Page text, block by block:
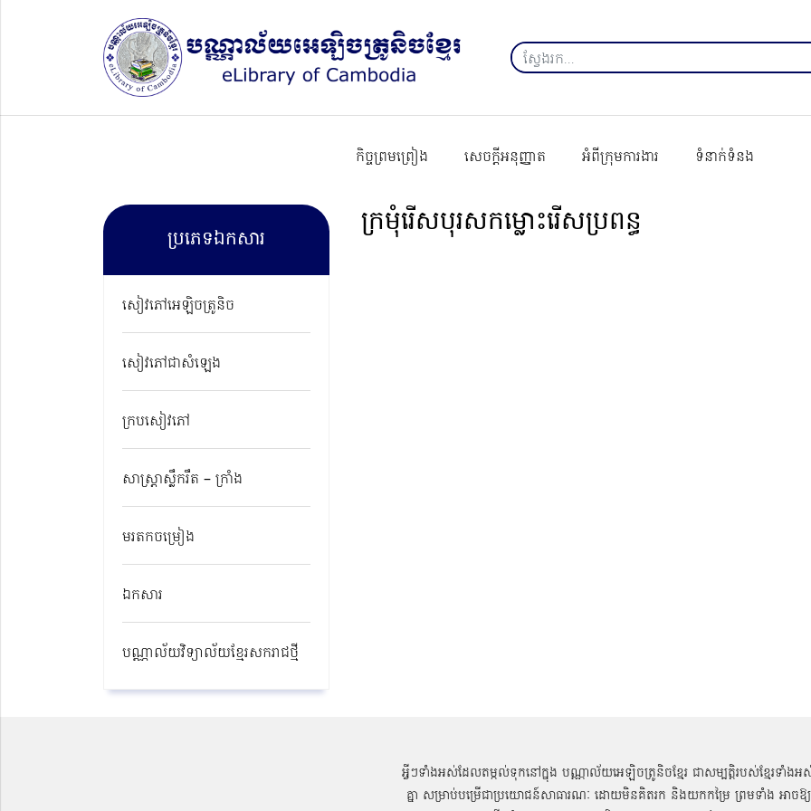
កិច្ចព្រមព្រៀង សេចក្ដីអនុញ្ញាត អំពីក្រុមការងារ ទំនាក់ទំនង
ប្រភេទឯកសារ
សៀវភៅអេឡិចត្រូនិច
សៀវភៅជាសំឡេង
ក្របសៀវភៅ
សាស្ត្រាស្លឹករឹត – ក្រាំង
មរតកចម្រៀង
ឯកសារ
បណ្ណាល័យវិទ្យាល័យខ្មែរសករាជថ្មី​
ក្រមុំរើសបុរសកម្លោះរើសប្រពន្ធ
អ្វីៗទាំងអស់ដែលតម្កល់ទុកនៅក្នុង បណ្ណាល័យអេឡិចត្រូនិចខ្មែរ ជាសម្បតិ្តរបស់ខ្មែរទាំងអ
គ្នា សម្រាប់បម្រើជាប្រយោជន៍សាធារណៈ ដោយមិនគិតរក និងយកកម្រៃ ព្រមទាំង អាចឱ្យ